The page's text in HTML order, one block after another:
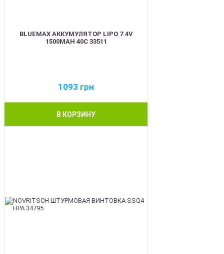
BLUEMAX АККУМУЛЯТОР LIPO 7.4V
1500MAH 40C 33511
1093 грн
В КОРЗИНУ